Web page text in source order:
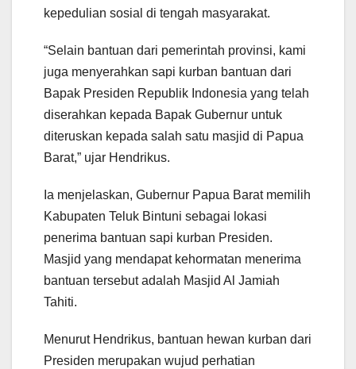
kepedulian sosial di tengah masyarakat.
“Selain bantuan dari pemerintah provinsi, kami
juga menyerahkan sapi kurban bantuan dari
Bapak Presiden Republik Indonesia yang telah
diserahkan kepada Bapak Gubernur untuk
diteruskan kepada salah satu masjid di Papua
Barat,” ujar Hendrikus.
Ia menjelaskan, Gubernur Papua Barat memilih
Kabupaten Teluk Bintuni sebagai lokasi
penerima bantuan sapi kurban Presiden.
Masjid yang mendapat kehormatan menerima
bantuan tersebut adalah Masjid Al Jamiah
Tahiti.
Menurut Hendrikus, bantuan hewan kurban dari
Presiden merupakan wujud perhatian